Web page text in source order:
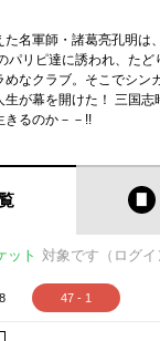
名軍師・諸葛亮孔明は
パリピ達に誘われ、た
なクラブ。そこでシン
が幕を開けた！ 三国志
きるのか－－!!
ット 対象です（ログイ
47 - 1